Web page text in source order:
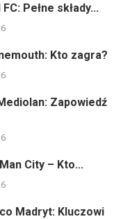
Pełne składy...
Kto zagra?
Zapowiedź
City – Kto...
Madryt: Kluczowi